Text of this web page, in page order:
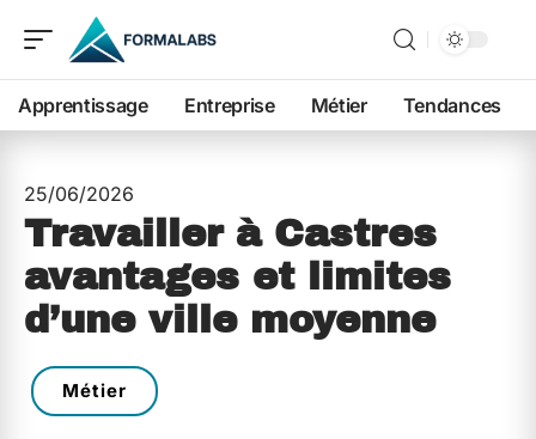
Apprentissage Entreprise Métier Tendances
25/06/2026
Travailler à Castres
avantages et limites
d’une ville moyenne
Métier